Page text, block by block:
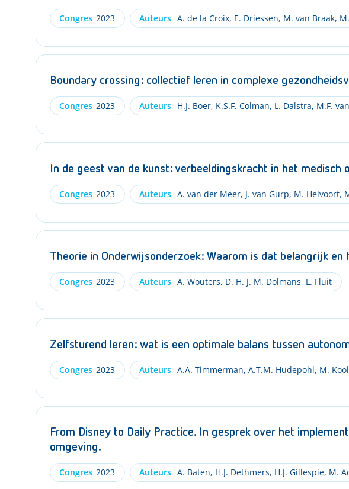
Congres 2023 Auteurs A. de la Croix, E. Driessen, M. van Braak,
Boundary crossing: collectief leren in complexe
Congres 2023 Auteurs H.J. Boer, K.S.F. Colman, L. Dalstra, M.F.
In de geest van de kunst: verbeeldingskracht in het medisch
Congres 2023 Auteurs A. van der Meer, J. van Gurp, M. Helvoort,
Theorie in Onderwijsonderzoek: Waarom is dat belangrijk en
Congres 2023 Auteurs A. Wouters, D. H. J. M. Dolmans, L. Fluit
Zelfsturend leren: wat is een optimale balans tussen
Congres 2023 Auteurs A.A. Timmerman, A.T.M. Hudepohl, M.
From Disney to Daily Practice. In gesprek over het
omgeving.
Congres 2023 Auteurs A. Baten, H.J. Dethmers, H.J. Gillespie, M.